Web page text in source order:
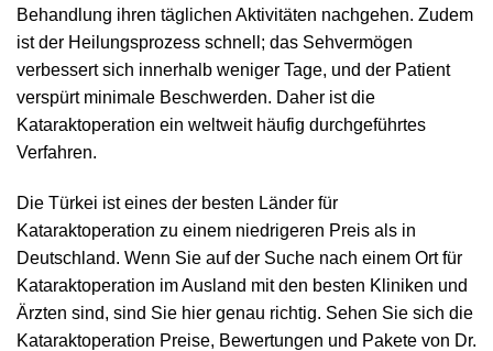
Behandlung ihren täglichen Aktivitäten nachgehen. Zudem
ist der Heilungsprozess schnell; das Sehvermögen
verbessert sich innerhalb weniger Tage, und der Patient
verspürt minimale Beschwerden. Daher ist die
Kataraktoperation ein weltweit häufig durchgeführtes
Verfahren.
Die Türkei ist eines der besten Länder für
Kataraktoperation zu einem niedrigeren Preis als in
Deutschland. Wenn Sie auf der Suche nach einem Ort für
Kataraktoperation im Ausland mit den besten Kliniken und
Ärzten sind, sind Sie hier genau richtig. Sehen Sie sich die
Kataraktoperation Preise, Bewertungen und Pakete von Dr.